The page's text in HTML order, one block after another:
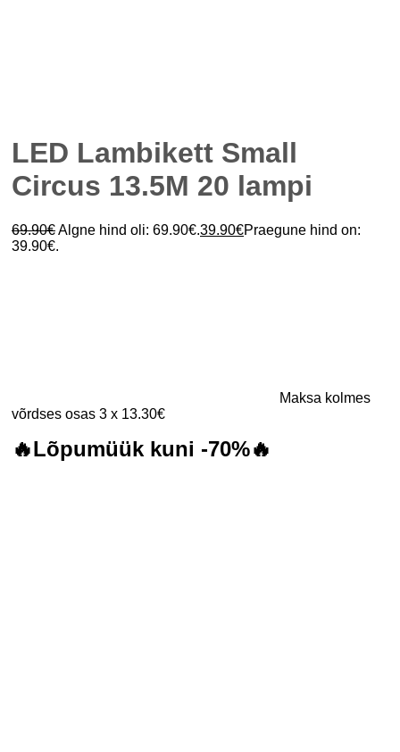
LED Lambikett Small
Circus 13.5M 20 lampi
69.90€Algne hind oli: 69.90€.39.90€Praegune hind on:
39.90€.
Maksa kolmes
võrdses osas 3 x 13.30€
🔥Lõpumüük kuni -70%🔥